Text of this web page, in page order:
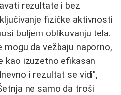
rezultate i bez
fizičke aktivnosti
boljem oblikovanju tela.
mogu da vežbaju naporno,
kao izuzetno efikasan
i rezultat se vidi",
ne samo da troši